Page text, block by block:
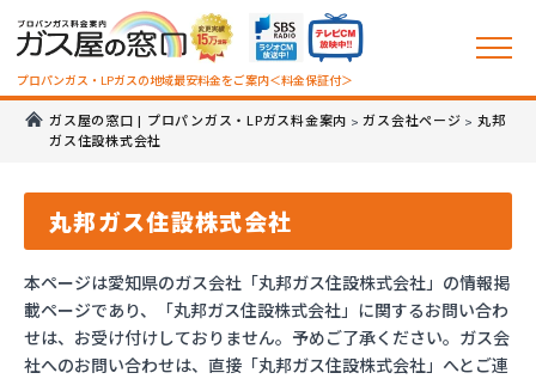
プロパンガス・LPガスの地域最安料金をご案内＜料金保証付＞
ガス屋の窓口 | プロパンガス・LPガス料金案内 >ガス会社ページ > 丸邦
ガス住設株式会社
丸邦ガス住設株式会社
本ページは愛知県のガス会社「丸邦ガス住設株式会社」の情報掲
載ページであり、「丸邦ガス住設株式会社」に関するお問い合わ
せは、お受け付けしておりません。予めご了承ください。ガス会
社へのお問い合わせは、直接「丸邦ガス住設株式会社」へとご連